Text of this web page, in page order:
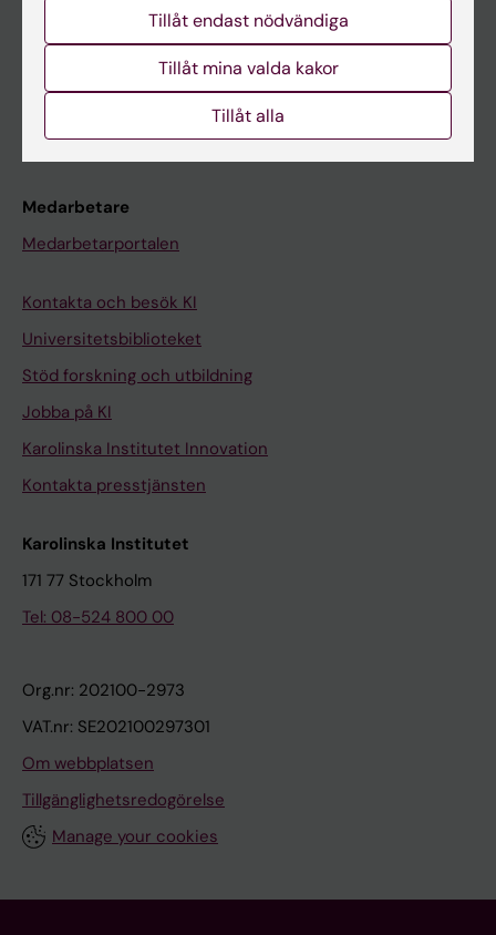
Kurs- och programwebbar
Student på KI
Medarbetare
Medarbetarportalen
Kontakta och besök KI
Universitetsbiblioteket
Stöd forskning och utbildning
Jobba på KI
Karolinska Institutet Innovation
Kontakta presstjänsten
Karolinska Institutet
171 77 Stockholm
Tel: 08-524 800 00
Org.nr: 202100-2973
VAT.nr: SE202100297301
Om webbplatsen
Tillgänglighetsredogörelse
Manage your cookies
Tillåt endast nödvändiga
Tillåt mina valda kakor
Tillåt alla